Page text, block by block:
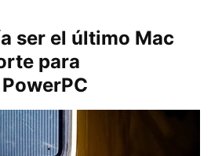
ser el último Mac
para